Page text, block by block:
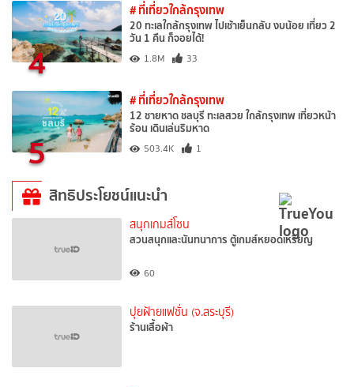
4
# ที่เที่ยวใกล้กรุงเทพ
20 ทะเลใกล้กรุงเทพ ไปเช้าเย็นกลับ งบน้อย เที่ยว 2
วัน 1 คืน ก็จอยได้!
1.8M 33
5
# ที่เที่ยวใกล้กรุงเทพ
12 ชายหาด ชลบุรี ทะเลสวย ใกล้กรุงเทพ เที่ยวหน้า
ร้อน เดินเล่นริมหาด
503.4K 1
สิทธิประโยชน์แนะนำ
สนุกเกมส์โซน
สวนสนุกและนันทนาการ ตู้เกมส์หยอดเหรียญ
60
ปุยฝ้ายแฟชั่น (จ.สระบุรี)
ร้านเสื้อผ้า